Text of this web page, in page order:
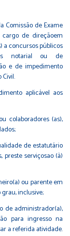
Comissão de Exame
de direçãoem
a concursos públicos
notarial ou de
e de impedimento
Civil.
aplicável aos
colaboradores (as),
de estatutário
preste serviçosao (à)
ou parente em
inclusive;
de administrador(a),
para ingresso na
a referida atividade.